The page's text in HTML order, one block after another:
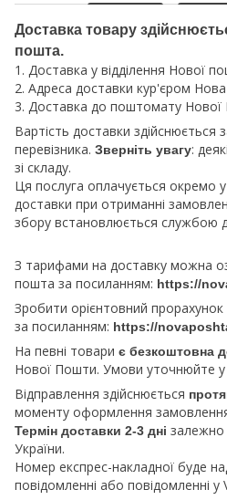
Доставка товару
пошта.
1. Доставка у відділення Нової
2. Адреса доставки кур'єром
3. Доставка до поштомату
Вартість доставки здійснюється
перевізника. Зверніть увагу:
зі складу.
Ця послуга оплачується окремо у
доставки при отриманні
збору встановлюється службою
З тарифами на доставку можна
пошта за посиланням: https://
Зробити орієнтовний
за посиланням: https://
На певні товари є безкоштовна
Нової Пошти. Умови уточнюйте
Відправлення здійснюється
моменту оформлення
Термін доставки 2-3 дні залежно
України.
Номер експрес-накладної буде
повідомленні або повідомленні у